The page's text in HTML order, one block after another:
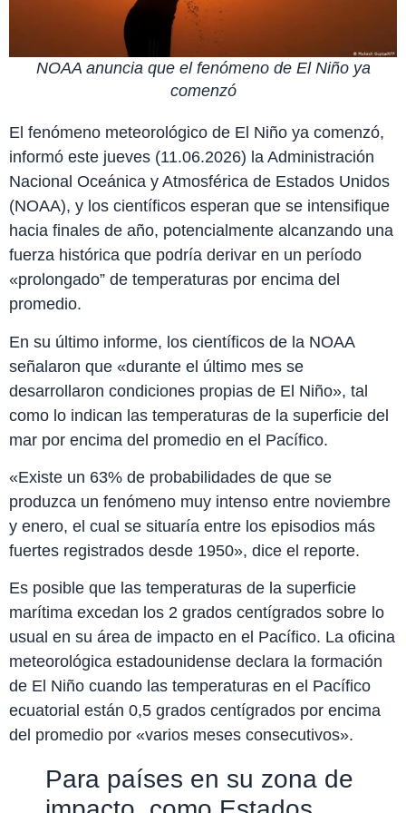
NOAA anuncia que el fenómeno de El Niño ya
comenzó
El fenómeno meteorológico de El Niño ya comenzó,
informó este jueves (11.06.2026) la Administración
Nacional Oceánica y Atmosférica de Estados Unidos
(NOAA), y los científicos esperan que se intensifique
hacia finales de año, potencialmente alcanzando una
fuerza histórica que podría derivar en un período
«prolongado” de temperaturas por encima del
promedio.
En su último informe, los científicos de la NOAA
señalaron que «durante el último mes se
desarrollaron condiciones propias de El Niño», tal
como lo indican las temperaturas de la superficie del
mar por encima del promedio en el Pacífico.
«Existe un 63% de probabilidades de que se
produzca un fenómeno muy intenso entre noviembre
y enero, el cual se situaría entre los episodios más
fuertes registrados desde 1950», dice el reporte.
Es posible que las temperaturas de la superficie
marítima excedan los 2 grados centígrados sobre lo
usual en su área de impacto en el Pacífico. La oficina
meteorológica estadounidense declara la formación
de El Niño cuando las temperaturas en el Pacífico
ecuatorial están 0,5 grados centígrados por encima
del promedio por «varios meses consecutivos».
Para países en su zona de